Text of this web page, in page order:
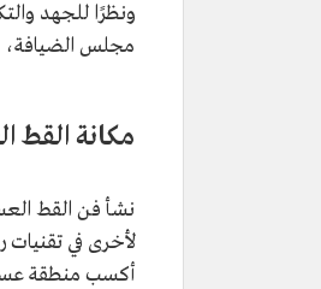
ونظرًا للجهد
مجلس الضيافة،
مكانة القط
نشأ فن القط
لأخرى في تقنيات
أكسب منطقة